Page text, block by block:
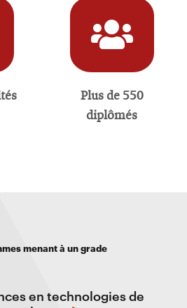
Plus de 550
diplômés
menant à un grade
en technologies de